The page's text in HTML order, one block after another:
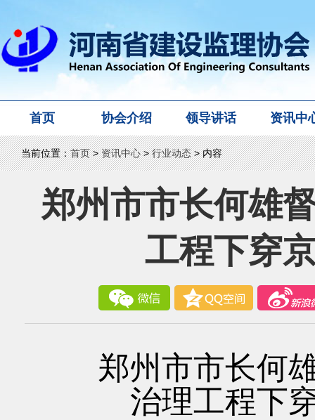
首页 协会介绍 领导讲话 资讯中
当前位置：首页>资讯中心>行业动态> 内容
郑州市市长何雄
工程下穿
郑州市市长何
治理工程下